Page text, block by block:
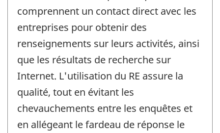
comprennent un contact direct avec les
entreprises pour obtenir des
renseignements sur leurs activités, ainsi
que les résultats de recherche sur
Internet. L'utilisation du RE assure la
qualité, tout en évitant les
chevauchements entre les enquêtes et
en allégeant le fardeau de réponse le